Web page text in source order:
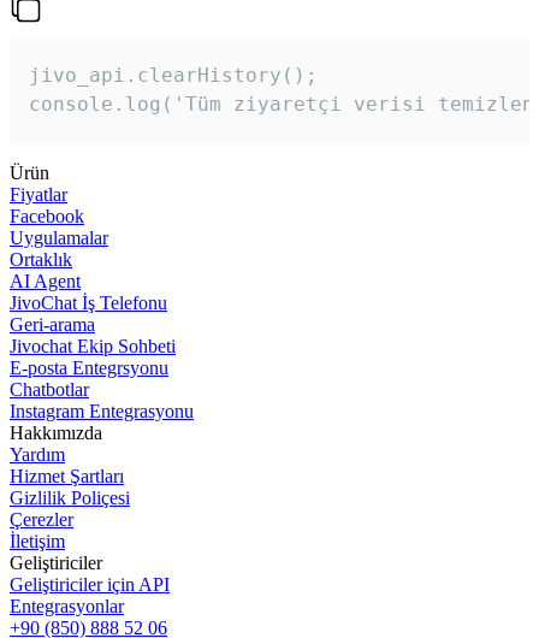
jivo_api.clearHistory();
console.log('Tüm ziyaretçi verisi
Ürün
Fiyatlar
Facebook
Uygulamalar
Ortaklık
AI Agent
JivoChat İş Telefonu
Geri-arama
Jivochat Ekip Sohbeti
E-posta Entegrsyonu
Chatbotlar
Instagram Entegrasyonu
Hakkımızda
Yardım
Hizmet Şartları
Gizlilik Poliçesi
Çerezler
İletişim
Geliştiriciler
Geliştiriciler için API
Entegrasyonlar
+90 (850) 888 52 06